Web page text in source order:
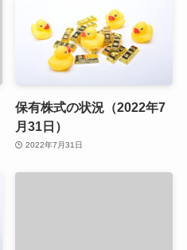
保有株式の状況（2022年7
月31日）
2022年7月31日